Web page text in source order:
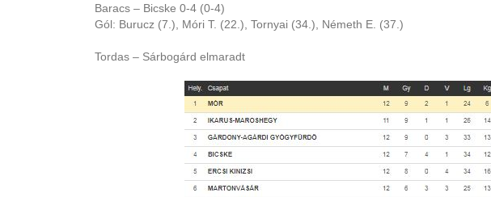
Baracs – Bicske 0-4 (0-4)
Gól: Burucz (7.), Móri T. (22.), Tornyai (34.), Németh E. (37.)
Tordas – Sárbogárd elmaradt